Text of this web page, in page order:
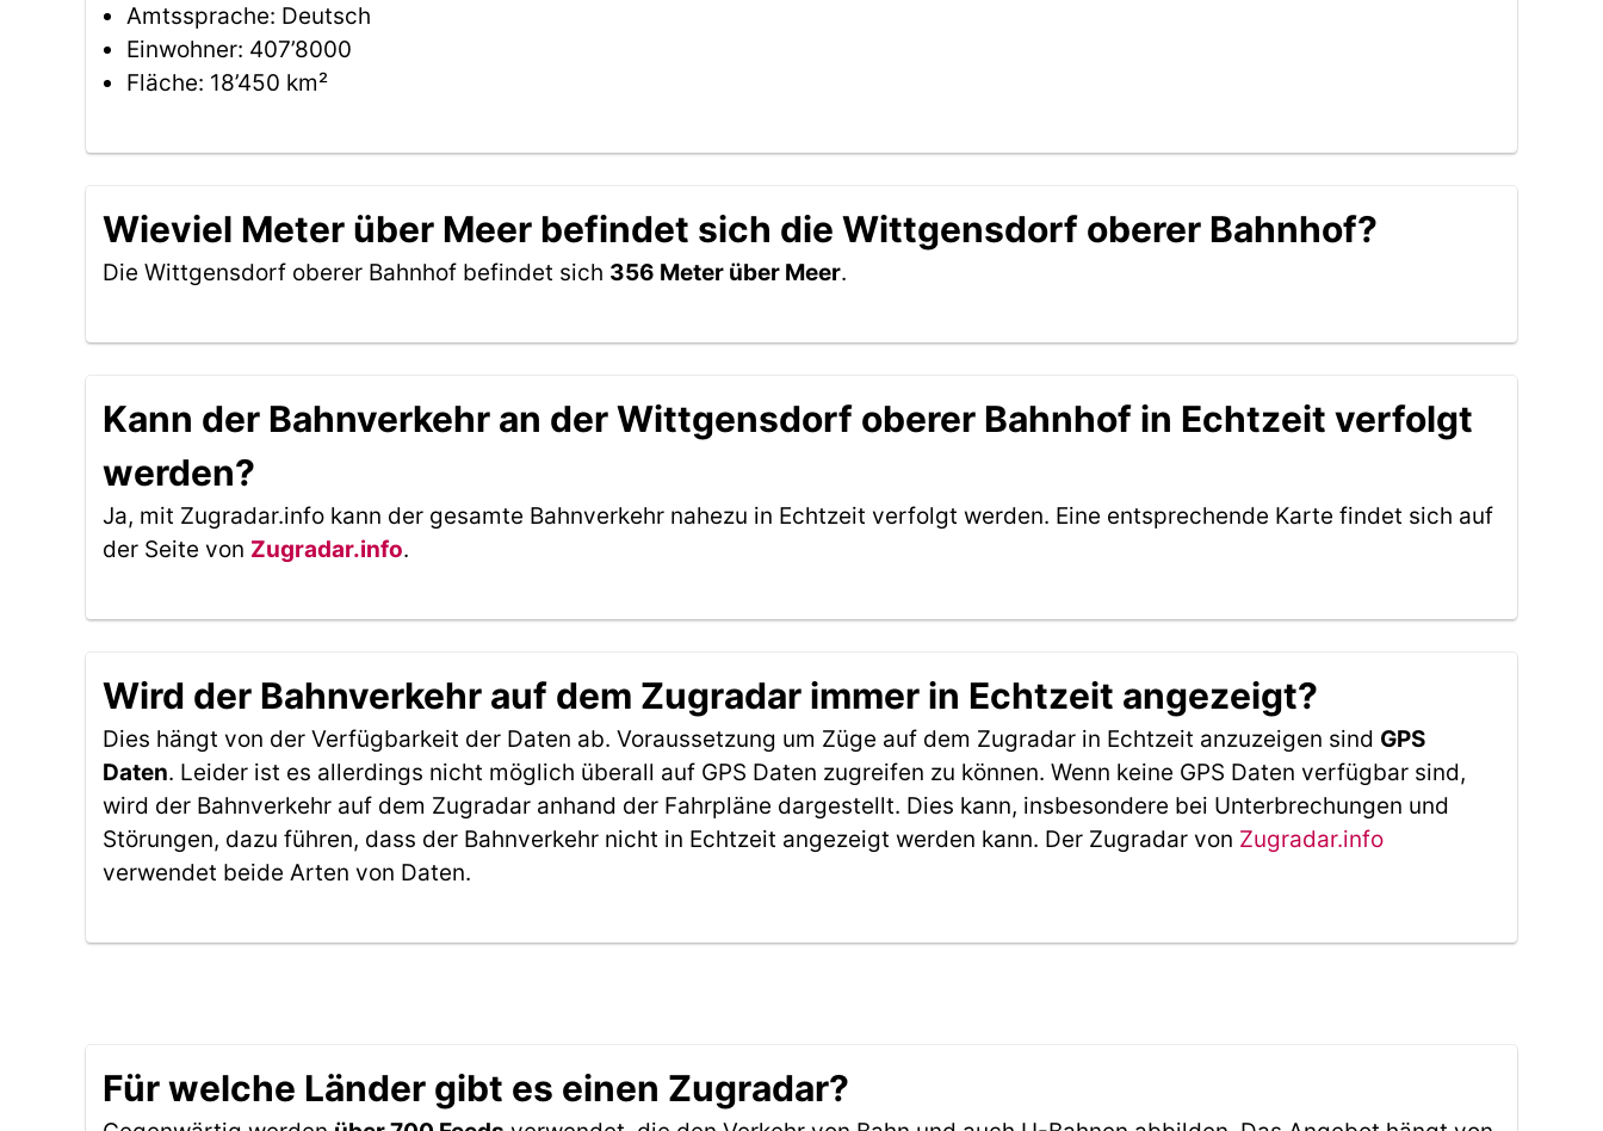
Amtssprache: Deutsch
Einwohner: 407’8000
Fläche: 18’450 km²
Wieviel Meter über Meer befindet sich die Wittgensdorf oberer Bahnhof?
Die Wittgensdorf oberer Bahnhof befindet sich 356 Meter über Meer.
Kann der Bahnverkehr an der Wittgensdorf oberer Bahnhof in Echtzeit verfolgt
werden?
Ja, mit Zugradar.info kann der gesamte Bahnverkehr nahezu in Echtzeit verfolgt werden. Eine entsprechende Karte findet sich auf
der Seite von Zugradar.info.
Wird der Bahnverkehr auf dem Zugradar immer in Echtzeit angezeigt?
Dies hängt von der Verfügbarkeit der Daten ab. Voraussetzung um Züge auf dem Zugradar in Echtzeit anzuzeigen sind GPS
Daten. Leider ist es allerdings nicht möglich überall auf GPS Daten zugreifen zu können. Wenn keine GPS Daten verfügbar sind,
wird der Bahnverkehr auf dem Zugradar anhand der Fahrpläne dargestellt. Dies kann, insbesondere bei Unterbrechungen und
Störungen, dazu führen, dass der Bahnverkehr nicht in Echtzeit angezeigt werden kann. Der Zugradar von Zugradar.info
verwendet beide Arten von Daten.
Für welche Länder gibt es einen Zugradar?